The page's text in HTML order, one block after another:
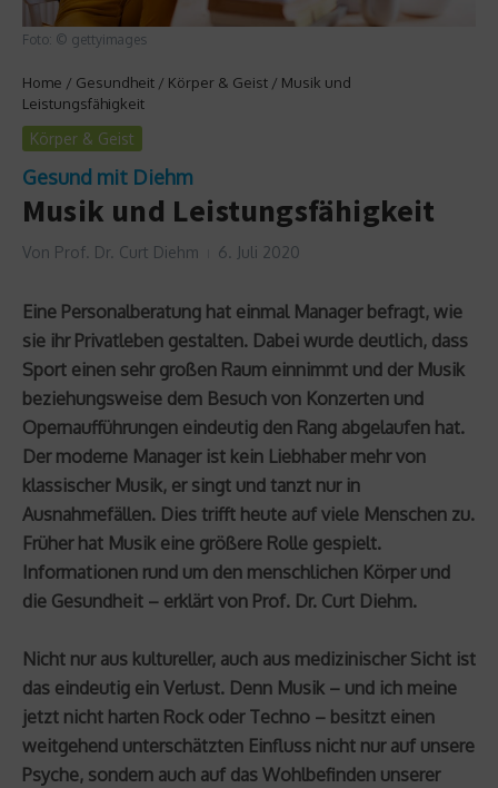
Foto: © gettyimages
Home / Gesundheit / Körper & Geist / Musik und
Leistungsfähigkeit
Körper & Geist
Gesund mit Diehm
Musik und Leistungsfähigkeit
Von Prof. Dr. Curt Diehm 6. Juli 2020
Eine Personalberatung hat einmal Manager befragt, wie
sie ihr Privatleben gestalten. Dabei wurde deutlich, dass
Sport einen sehr großen Raum einnimmt und der Musik
beziehungsweise dem Besuch von Konzerten und
Opernaufführungen eindeutig den Rang abgelaufen hat.
Der moderne Manager ist kein Liebhaber mehr von
klassischer Musik, er singt und tanzt nur in
Ausnahmefällen. Dies trifft heute auf viele Menschen zu.
Früher hat Musik eine größere Rolle gespielt.
Informationen rund um den menschlichen Körper und
die Gesundheit – erklärt von Prof. Dr. Curt Diehm.
Nicht nur aus kultureller, auch aus medizinischer Sicht ist
das eindeutig ein Verlust. Denn Musik – und ich meine
jetzt nicht harten Rock oder Techno – besitzt einen
weitgehend unterschätzten Einfluss nicht nur auf unsere
Psyche, sondern auch auf das Wohlbefinden unserer